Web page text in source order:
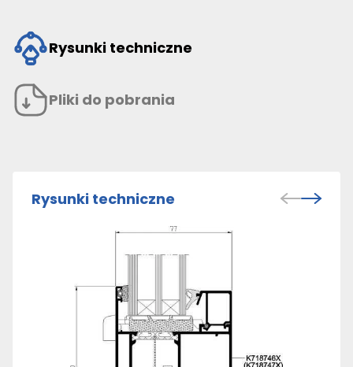
Rysunki techniczne
Pliki do pobrania
Rysunki techniczne